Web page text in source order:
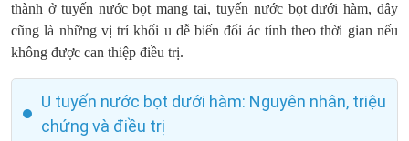
thành ở tuyến nước bọt mang tai, tuyến nước bọt dưới hàm, đây
cũng là những vị trí khối u dễ biến đổi ác tính theo thời gian nếu
không được can thiệp điều trị.
U tuyến nước bọt dưới hàm: Nguyên nhân, triệu
chứng và điều trị